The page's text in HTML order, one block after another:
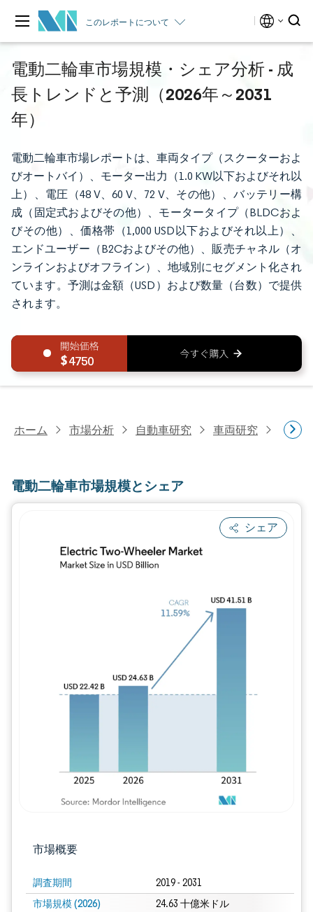
このレポートについて
電動二輪車市場規模・シェア分析 - 成
長トレンドと予測（2026年～2031
年）
電動二輪車市場レポートは、車両タイプ（スクーターおよ
びオートバイ）、モーター出力（1.0 KW以下およびそれ以
上）、電圧（48 V、60 V、72 V、その他）、バッテリー構
成（固定式およびその他）、モータータイプ（BLDCおよ
びその他）、価格帯（1,000 USD以下およびそれ以上）、
エンドユーザー（B2Cおよびその他）、販売チャネル（オ
ンラインおよびオフライン）、地域別にセグメント化され
ています。予測は金額（USD）および数量（台数）で提供
されます。
4750
ホーム 市場分析 自動車研究 車両研究 電動
電動二輪車市場規模とシェア
シェア
市場概要
調査期間 2019 - 2031
市場規模 (2026) 24.63 十億米ドル
画像 © Mordor Intelligence。再利用には